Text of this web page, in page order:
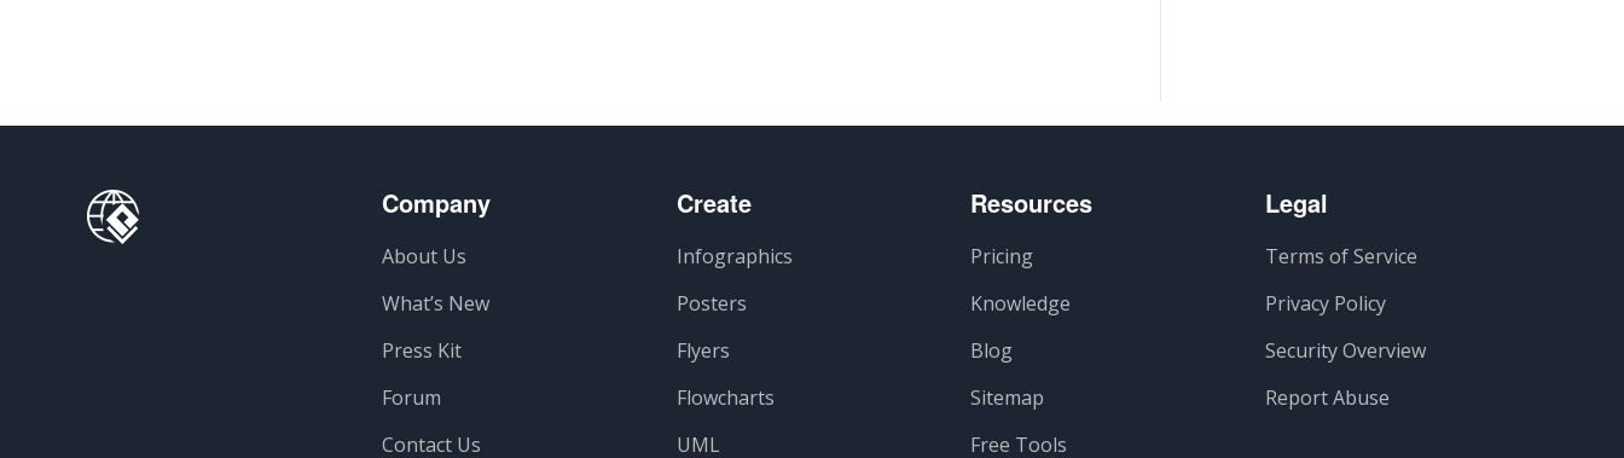
Company
About Us
What’s New
Press Kit
Forum
Contact Us
Create
Infographics
Posters
Flyers
Flowcharts
UML
Resources
Pricing
Knowledge
Blog
Sitemap
Free Tools
Legal
Terms of Service
Privacy Policy
Security Overview
Report Abuse